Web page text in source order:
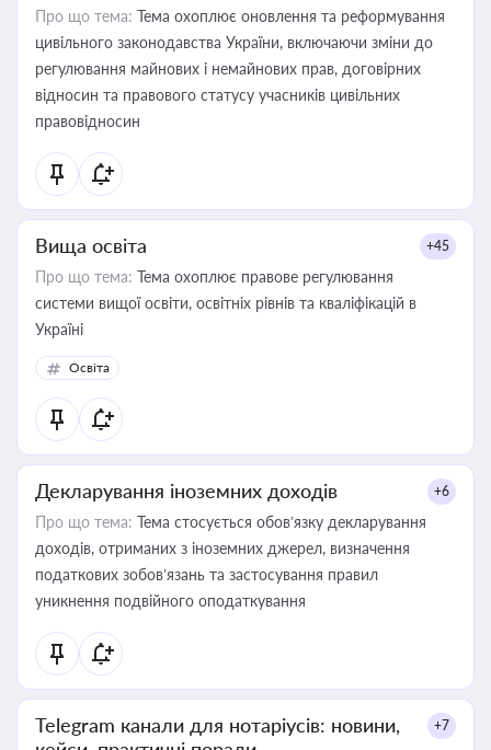
Про що тема: Тема охоплює оновлення та реформування
цивільного законодавства України, включаючи зміни до
регулювання майнових і немайнових прав, договірних
відносин та правового статусу учасників цивільних
правовідносин
Вища освіта +45
Про що тема: Тема охоплює правове регулювання
системи вищої освіти, освітніх рівнів та кваліфікацій в
Україні
Освіта
Декларування іноземних доходів +6
Про що тема: Тема стосується обов’язку декларування
доходів, отриманих з іноземних джерел, визначення
податкових зобов’язань та застосування правил
уникнення подвійного оподаткування
Telegram канали для нотаріусів: новини,
+7